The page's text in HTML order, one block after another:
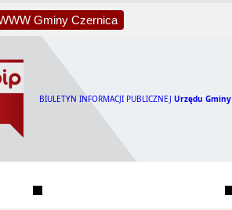
Gminy Czernica
BIULETYN INFORMACJI PUBLICZNEJ Urzędu